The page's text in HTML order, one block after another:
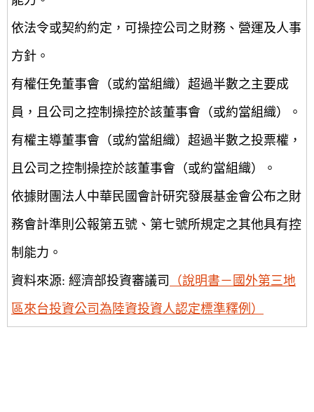
依法令或契約約定，可操控公司之財務、營運及人事
方針。
有權任免董事會（或約當組織）超過半數之主要成
員，且公司之控制操控於該董事會（或約當組織）。
有權主導董事會（或約當組織）超過半數之投票權，
且公司之控制操控於該董事會（或約當組織）。
依據財團法人中華民國會計研究發展基金會公布之財
務會計準則公報第五號、第七號所規定之其他具有控
制能力。
資料來源: 經濟部投資審議司
（說明書－國外第三地
區來台投資公司為陸資投資人認定標準釋例）